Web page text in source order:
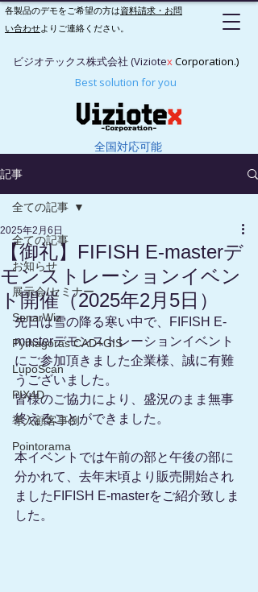
各製品のデモをご希望の方は資料請求・お問
い合わせよりご連絡ください。
ビジオテックス株式会社 (ViziotexCorporation.)
Best solution for you
全国対応可能
記事
全ての記事
お知らせ
展示会/セミナー
SonarWiz
Pythagoras CAD+GIS
LupoScan
PIX4D
導入顧客事例
Pointorama
全ての記事
【御礼】FIFISH E-masterデ
モンストレーションイベン
ト開催（2025年2月5日）
2025年2月6日
先日は雪の降る寒い中で、FIFISH E-
masterデモンストレーションイベント
にご参加頂きました企業様、誠に有難
うございました。
皆様のご協力により、盛況のまま無事
終えることができました。
本イベントでは午前の部と午後の部に
分かれて、去年末頃より販売開始され
ましたFIFISH E-masterをご紹介致しま
した。